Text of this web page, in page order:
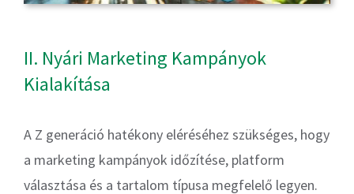
II. Nyári Marketing Kampányok
Kialakítása
A Z generáció hatékony eléréséhez szükséges, hogy
a marketing kampányok időzítése, platform
választása és a tartalom típusa megfelelő legyen.